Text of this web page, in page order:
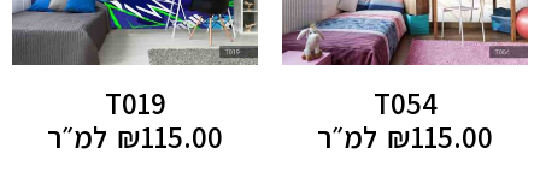
T054
₪115.00 למ״ר
T019
₪115.00 למ״ר